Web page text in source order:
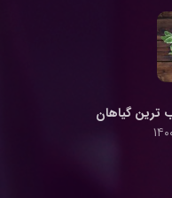
ترین گیاهان